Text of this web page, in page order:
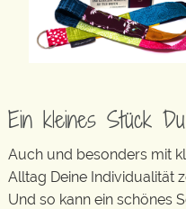
Ein kleines Stück
Auch und besonders mit
Alltag Deine Individualität
Und so kann ein schönes